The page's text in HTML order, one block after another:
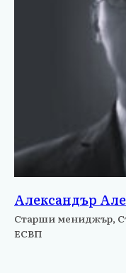
Александър
Старши мениджър,
ЕСВП